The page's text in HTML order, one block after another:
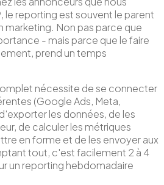
reporting est souvent le parent
marketing. Non pas parce que
- mais parce que le faire
prend un temps
nécessite de se connecter
(Google Ads, Meta,
les données, de les
de calculer les métriques
en forme et de les envoyer aux
tout, c'est facilement 2 à 4
un reporting hebdomadaire